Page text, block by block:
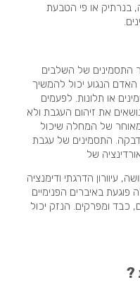
בנרתיק או פי הטבעת
התסמינים של השלבים
האדם הנגוע יכול להמשיך
או תלונות. לפעמים
מהאנשים הנושאים את זיהום העגבת ולא
של המחלה שיכול
ההדבקה. התסמינים של עגבת
של
עיוורון הדרגתי ודימנציה
פוגעת באיברים הפנימיים
כבד ומפרקים. הנזק יכול
?